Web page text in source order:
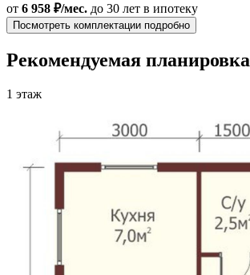
от 6 958 ₽/мес. до 30 лет в ипотеку
Посмотреть комплектации подробно
Рекомендуемая планировка
1 этаж